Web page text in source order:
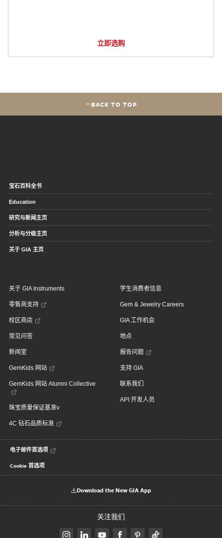
立即选购
BACK TO TOP
宝石百科全书
Education
研究与新闻主页
分析与分级主页
关于 GIA 主页
关于 GIA Instruments
零售商支持
校区商店
常见问答
新闻室
GemKids 网站
GemKids 网站 Alumni Collective
珠宝质量保证基准v
4C 钻石品质标准
学生消费者信息
Gem & Jewelry Careers
GIA 工作机会
地点
报告问题
支持 GIA
联系我们
API 开发人员
电子邮件首选项
Cookie 首选项
Download the New GIA App
关注我们